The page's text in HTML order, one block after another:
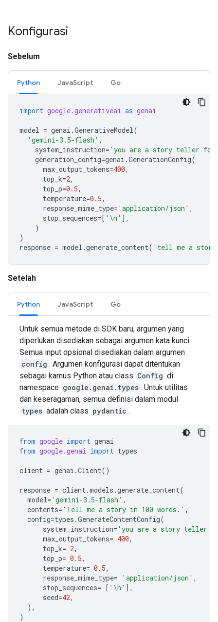
Konfigurasi
Sebelum
Python JavaScript Go
import google.generativeai as genai
model = genai .GenerativeModel(
'gemini-3.5-flash' ,
system_instruction= 'you are a story teller for
generation_config=genai .GenerationConfig(
max_output_tokens=400,
top_k=2,
top_p=0.5,
temperature=0.5,
response_mime_type= 'application/json' ,
stop_sequences=[ ' \n ' ],
)
)
response = model .generate_content( 'tell me a story
Setelah
Python JavaScript Go
Untuk semua metode di SDK baru, argumen yang
diperlukan disediakan sebagai argumen kata kunci.
Semua input opsional disediakan dalam argumen
config . Argumen konfigurasi dapat ditentukan
sebagai kamus Python atau class Config di
namespace google.genai.types . Untuk utilitas
dan keseragaman, semua definisi dalam modul
types adalah class pydantic .
from google import genai
from google.genai import types
client = genai .Client()
response = client.models .generate_content(
model= 'gemini-3.5-flash' ,
contents= 'Tell me a story in 100 words.' ,
config=types .GenerateContentConfig(
system_instruction= 'you are a story teller
max_output_tokens= 400,
top_k= 2,
top_p= 0.5,
temperature= 0.5,
response_mime_type= 'application/json' ,
stop_sequences= [ ' \n ' ],
seed=42,
),
)